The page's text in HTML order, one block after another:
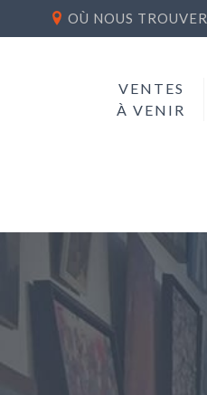
OÙ NOUS TROUVER
VENTES
À VENIR